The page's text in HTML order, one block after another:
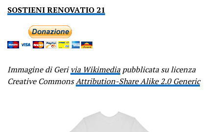
SOSTIENI RENOVATIO 21
Immagine di Gerivia Wikimediapubblicata su licenza
Creative CommonsAttribution-Share Alike 2.0 Generic